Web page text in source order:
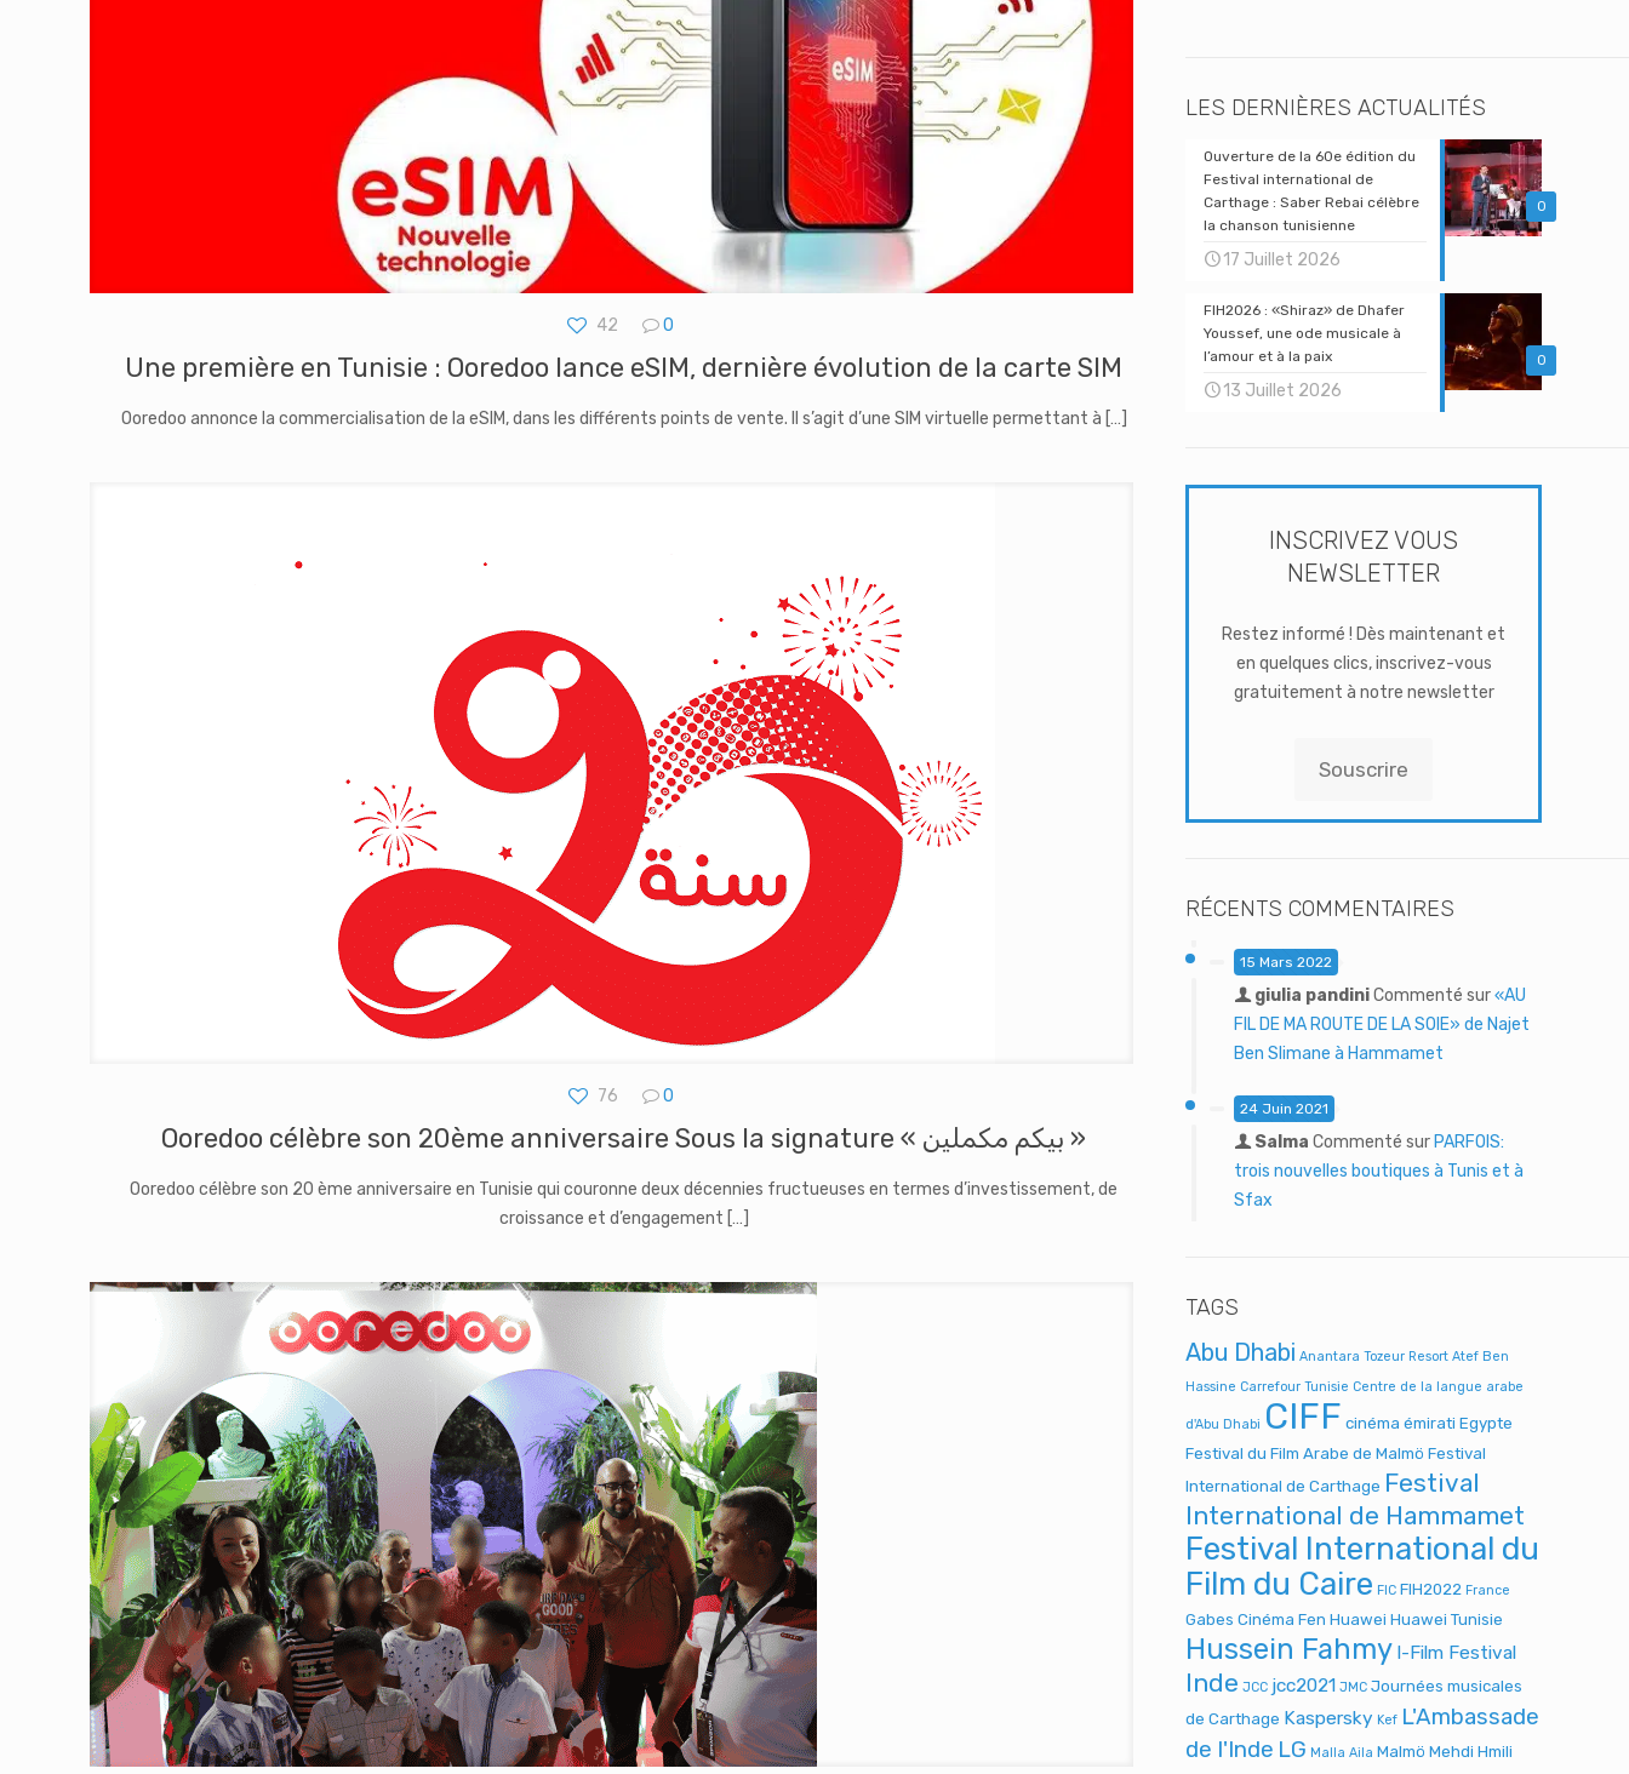
42 0
Une première en Tunisie : Ooredoo lance eSIM, dernière évolution de la carte SIM
Ooredoo annonce la commercialisation de la eSIM, dans les différents points de vente. Il s’agit d’une SIM virtuelle permettant à […]
76 0
Ooredoo célèbre son 20ème anniversaire Sous la signature « بيكم مكملين »
Ooredoo célèbre son 20 ème anniversaire en Tunisie qui couronne deux décennies fructueuses en termes d’investissement, de
croissance et d’engagement […]
LES DERNIÈRES ACTUALITÉS
0
Ouverture de la 60e édition du
Festival international de
Carthage : Saber Rebai célèbre
la chanson tunisienne
17 Juillet 2026
0
FIH2026 : «Shiraz» de Dhafer
Youssef, une ode musicale à
l’amour et à la paix
13 Juillet 2026
INSCRIVEZ VOUS
NEWSLETTER
Restez informé ! Dès maintenant et
en quelques clics, inscrivez-vous
gratuitement à notre newsletter
Souscrire
RÉCENTS COMMENTAIRES
15 Mars 2022
giulia pandiniCommenté sur«AU
FIL DE MA ROUTE DE LA SOIE» de Najet
Ben Slimane à Hammamet
24 Juin 2021
Salma Commenté sur PARFOIS:
trois nouvelles boutiques à Tunis et à
Sfax
TAGS
Abu Dhabi Anantara Tozeur Resort Atef Ben
Hassine Carrefour Tunisie Centre de la langue arabe
d'Abu Dhabi CIFF cinéma émirati Egypte
Festival du Film Arabe de Malmö Festival
International de Carthage Festival
International de Hammamet
Festival International du
Film du Caire FIC FIH2022 France
Gabes Cinéma Fen Huawei Huawei Tunisie
Hussein Fahmy I-Film Festival
Inde JCC jcc2021 JMC Journées musicales
de Carthage Kaspersky Kef L'Ambassade
de l'Inde LG Malla Aila Malmö Mehdi Hmili